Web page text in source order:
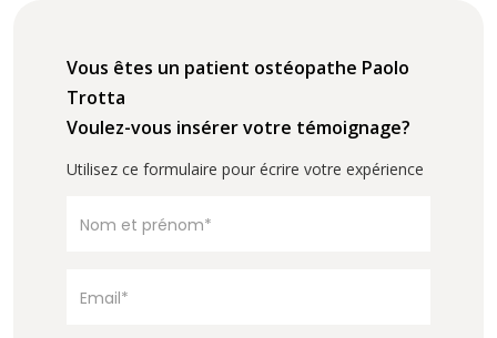
Vous êtes un patient ostéopathe Paolo
Trotta
Voulez-vous insérer votre témoignage?
Utilisez ce formulaire pour écrire votre expérience